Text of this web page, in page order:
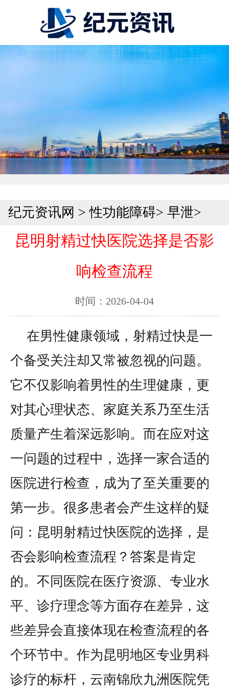
纪元资讯网 >性功能障碍> 早泄>
昆明射精过快医院选择是否影
响检查流程
时间：2026-04-04
在男性健康领域，射精过快是一
个备受关注却又常被忽视的问题。
它不仅影响着男性的生理健康，更
对其心理状态、家庭关系乃至生活
质量产生着深远影响。而在应对这
一问题的过程中，选择一家合适的
医院进行检查，成为了至关重要的
第一步。很多患者会产生这样的疑
问：昆明射精过快医院的选择，是
否会影响检查流程？答案是肯定
的。不同医院在医疗资源、专业水
平、诊疗理念等方面存在差异，这
些差异会直接体现在检查流程的各
个环节中。作为昆明地区专业男科
诊疗的标杆，云南锦欣九洲医院凭